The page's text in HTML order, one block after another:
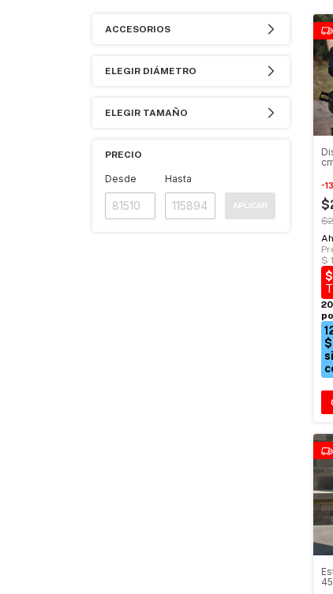
ACCESORIOS
ELEGIR DIÁMETRO
ELEGIR TAMAÑO
PRECIO
Desde Hasta
APLICAR
-13